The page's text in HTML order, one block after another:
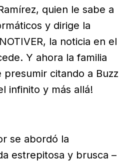
quien le sabe a
y dirige la
la noticia en el
Y ahora la familia
presumir citando a Buzz
infinito y más allá!
se abordó la
estrepitosa y brusca –